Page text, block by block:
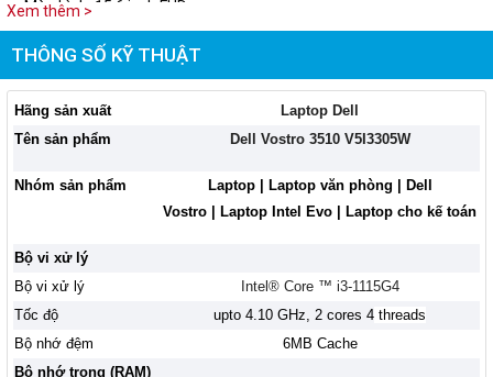
Màn hình: 15.6 inch FHD
HĐH: Win 11 + Office 2021 bản quyền vĩnh viễn
Xem thêm >
THÔNG SỐ KỸ THUẬT
Hãng sản xuất
Laptop Dell
Tên sản phẩm
Dell Vostro 3510 V5I3305W
Nhóm sản phẩm
Laptop | Laptop văn phòng | Dell
Vostro | Laptop Intel Evo | Laptop cho kế toán
Bộ vi xử lý
Bộ vi xử lý
Intel® Core ™ i3-1115G4
Tốc độ
upto 4.10 GHz, 2 cores 4 threads
Bộ nhớ đệm
6MB Cache
Bộ nhớ trong (RAM)